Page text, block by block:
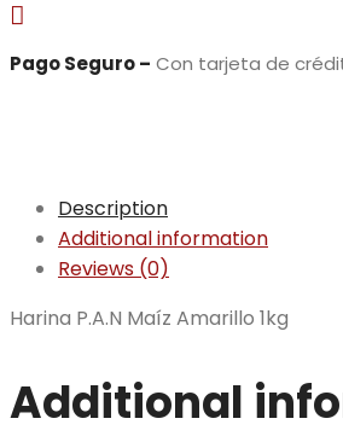

Pago Seguro – Con tarjeta de
Description
Additional information
Reviews (0)
Harina P.A.N Maíz Amarillo 1kg
Additional